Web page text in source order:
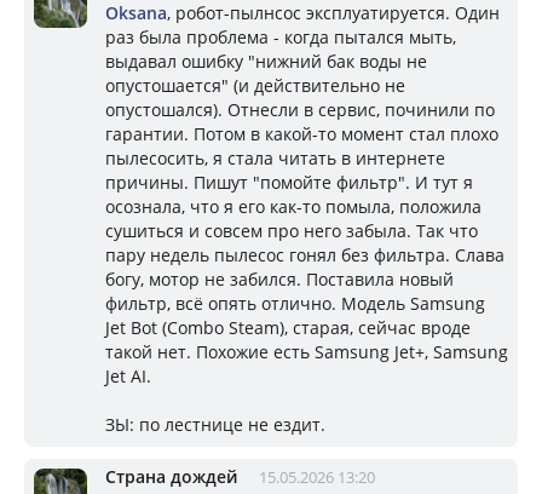
Oksana, робот-пылнсос эксплуатируется. Один
раз была проблема - когда пытался мыть,
выдавал ошибку "нижний бак воды не
опустошается" (и действительно не
опустошался). Отнесли в сервис, починили по
гарантии. Потом в какой-то момент стал плохо
пылесосить, я стала читать в интернете
причины. Пишут "помойте фильтр". И тут я
осознала, что я его как-то помыла, положила
сушиться и совсем про него забыла. Так что
пару недель пылесос гонял без фильтра. Слава
богу, мотор не забился. Поставила новый
фильтр, всё опять отлично. Модель Samsung
Jet Bot (Combo Steam), старая, сейчас вроде
такой нет. Похожие есть Samsung Jet+, Samsung
Jet AI.
ЗЫ: по лестнице не ездит.
Страна дождей 15.05.2026 13:20